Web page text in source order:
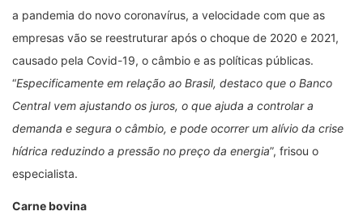
a pandemia do novo coronavírus, a velocidade com que as
empresas vão se reestruturar após o choque de 2020 e 2021,
causado pela Covid-19, o câmbio e as políticas públicas.
“Especificamente em relação ao Brasil, destaco que o Banco
Central vem ajustando os juros, o que ajuda a controlar a
demanda e segura o câmbio, e pode ocorrer um alívio da crise
hídrica reduzindo a pressão no preço da energia”, frisou o
especialista.
Carne bovina